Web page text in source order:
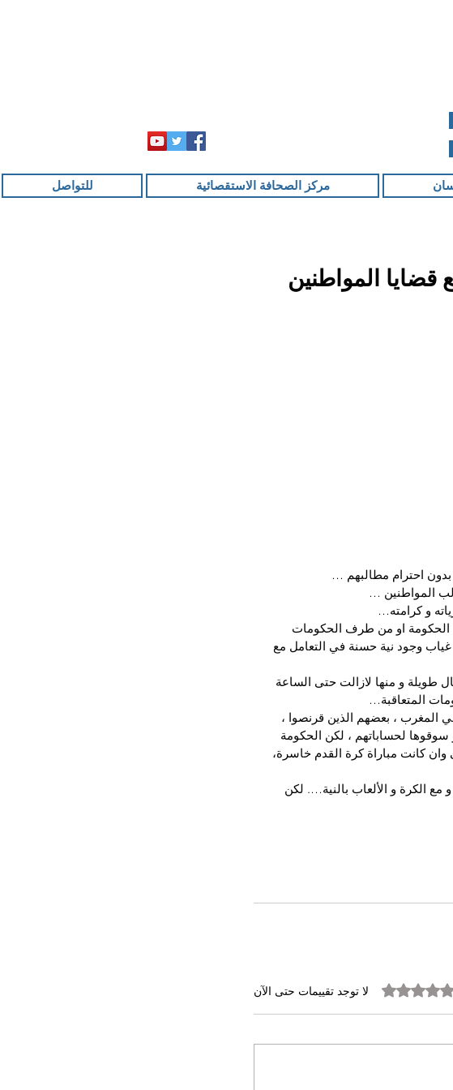
مركز الصحافة الاستقصائية للتواصل
قضايا المواطنين
احترام مطالبهم …
المواطنين …
و كرامته…
الحكومة او من طرف الحكومات
وجود نية حسنة في التعامل مع
طويلة و منها لازالت حتى الساعة
المتعاقبة…
المغرب ، بعضهم الذين قرنصوا ،
سوقوها لحساباتهم ، لكن الحكومة
وان كانت مباراة كرة القدم خاسرة،
الكرة و الألعاب بالنية…. لكن
التقييم بـ 0 من أصل 5 نجوم. لا توجد تقييمات حتى الآن